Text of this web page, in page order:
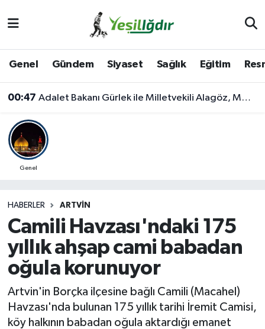
Genel Gündem Siyaset Sağlık Eğitim
00:47 Adalet Bakanı Gürlek ile Milletvekili Alagöz, MHP İl Başkanlığını Ziyaret Etti
Genel
HABERLER ARTVIN
Camili Havzası'ndaki 175
yıllık ahşap cami babadan
oğula korunuyor
Artvin'in Borçka ilçesine bağlı Camili (Macahel)
Havzası'nda bulunan 175 yıllık tarihi İremit Camisi,
köy halkının babadan oğula aktardığı emanet
Iğdır Trafik Yoğunluk Haritası
Süper Lig Puan Durumu ve Fikstür
Son Dakika Haberleri
Haber Arşivi